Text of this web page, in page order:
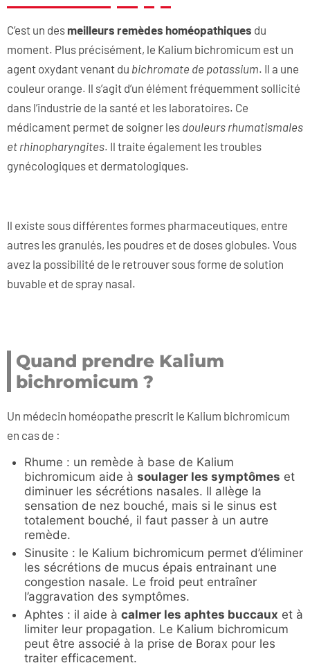
C’est un des meilleurs remèdes homéopathiques du
moment. Plus précisément, le Kalium bichromicum est un
agent oxydant venant du bichromate de potassium. Il a une
couleur orange. Il s’agit d’un élément fréquemment sollicité
dans l’industrie de la santé et les laboratoires. Ce
médicament permet de soigner les douleurs rhumatismales
et rhinopharyngites. Il traite également les troubles
gynécologiques et dermatologiques.
Il existe sous différentes formes pharmaceutiques, entre
autres les granulés, les poudres et de doses globules. Vous
avez la possibilité de le retrouver sous forme de solution
buvable et de spray nasal.
Quand prendre Kalium
bichromicum ?
Un médecin homéopathe prescrit le Kalium bichromicum
en cas de :
Rhume : un remède à base de Kalium
bichromicum aide à soulager les symptômes et
diminuer les sécrétions nasales. Il allège la
sensation de nez bouché, mais si le sinus est
totalement bouché, il faut passer à un autre
remède.
Sinusite : le Kalium bichromicum permet d’éliminer
les sécrétions de mucus épais entrainant une
congestion nasale. Le froid peut entraîner
l’aggravation des symptômes.
Aphtes : il aide à calmer les aphtes buccaux et à
limiter leur propagation. Le Kalium bichromicum
peut être associé à la prise de Borax pour les
traiter efficacement.